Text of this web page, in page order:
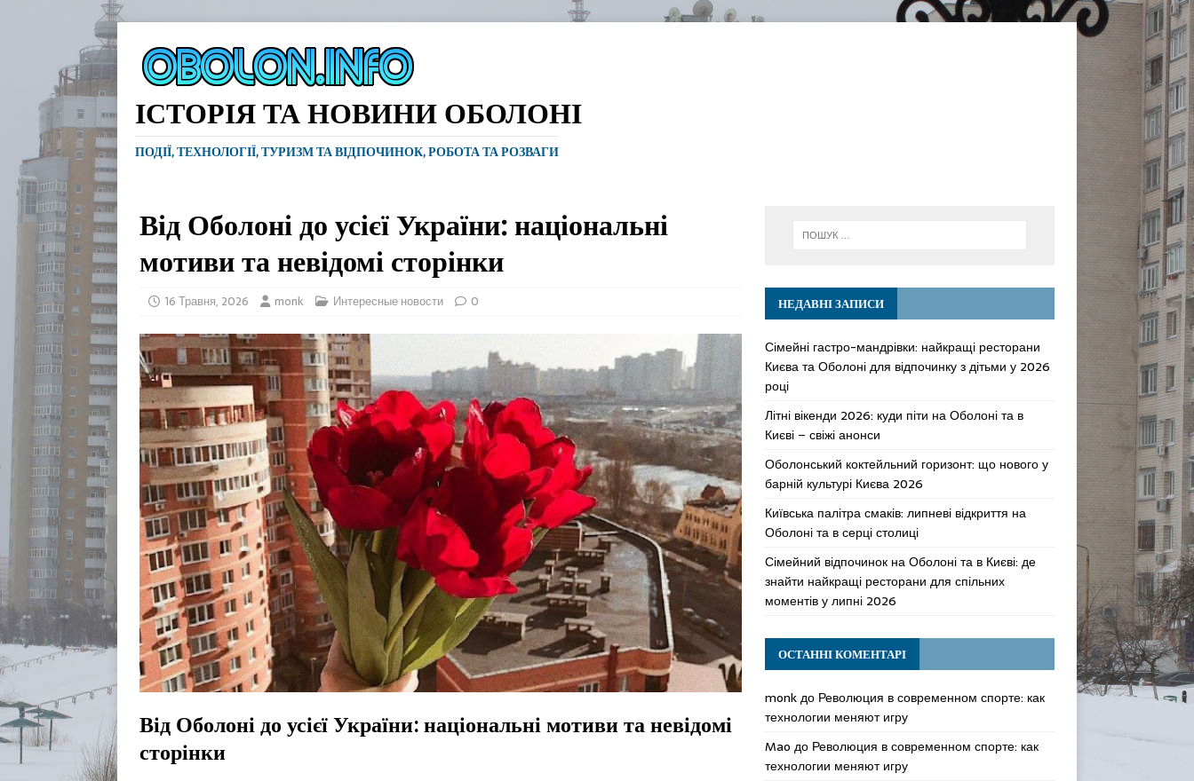
ІСТОРІЯ ТА НОВИНИ ОБОЛОНІ
ПОДІЇ, ТЕХНОЛОГІЇ, ТУРИЗМ ТА ВІДПОЧИНОК, РОБОТА ТА РОЗВАГИ
Від Оболоні до усієї України: національні
мотиви та невідомі сторінки
16 Травня, 2026 monk Интересные новости 0
Від Оболоні до усієї України: національні мотиви та невідомі
сторінки
НЕДАВНІ ЗАПИСИ
Сімейні гастро-мандрівки: найкращі ресторани
Києва та Оболоні для відпочинку з дітьми у 2026
році
Літні вікенди 2026: куди піти на Оболоні та в
Києві – свіжі анонси
Оболонський коктейльний горизонт: що нового у
барній культурі Києва 2026
Київська палітра смаків: липневі відкриття на
Оболоні та в серці столиці
Сімейний відпочинок на Оболоні та в Києві: де
знайти найкращі ресторани для спільних
моментів у липні 2026
ОСТАННІ КОМЕНТАРІ
monkдо Революция в современном спорте: как
технологии меняют игру
Mao до Революция в современном спорте: как
технологии меняют игру